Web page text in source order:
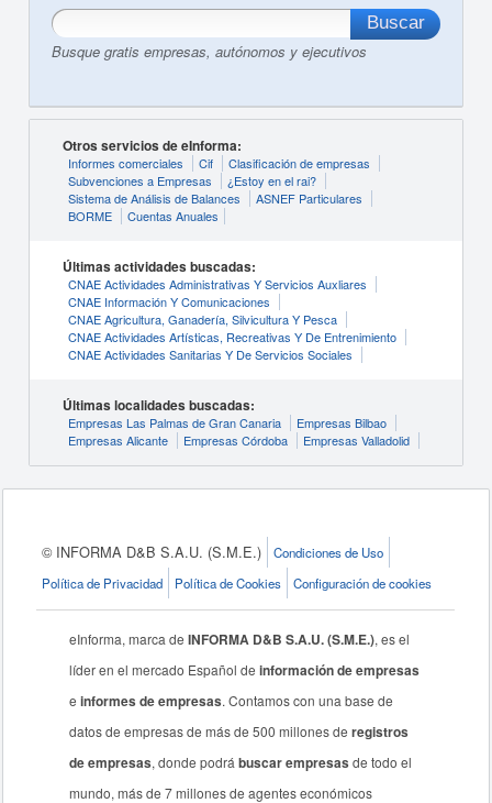
Busque gratis empresas, autónomos y ejecutivos
Otros servicios de eInforma:
Informes comerciales Cif
Clasificación de empresas
Subvenciones a Empresas
¿Estoy en el rai?
Sistema de Análisis de Balances
ASNEF Particulares
BORME
Cuentas Anuales
Últimas actividades buscadas:
CNAE Actividades Administrativas Y Servicios Auxliares
CNAE Información Y Comunicaciones
CNAE Agricultura, Ganadería, Silvicultura Y Pesca
CNAE Actividades Artísticas, Recreativas Y De Entrenimiento
CNAE Actividades Sanitarias Y De Servicios Sociales
Últimas localidades buscadas:
Empresas Las Palmas de Gran Canaria
Empresas Bilbao
Empresas Alicante
Empresas Córdoba Empresas Valladolid
© INFORMA D&B S.A.U. (S.M.E.)
Condiciones de Uso
Política de Privacidad
Política de Cookies Configuración de cookies
eInforma, marca deINFORMA D&B S.A.U. (S.M.E.), es el
líder en el mercado Español deinformación de empresas
einformes de empresas. Contamos con una base de
datos de empresas de más de 500 millones deregistros
de empresas, donde podrábuscar empresas de todo el
mundo, más de 7 millones de agentes económicos